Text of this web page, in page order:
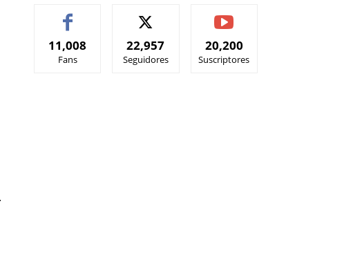
11,008
Fans
22,957
Seguidores
20,200
Suscriptores